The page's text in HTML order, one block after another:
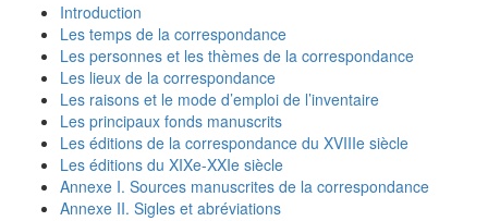
Introduction
Les temps de la correspondance
Les personnes et les thèmes de la correspondance
Les lieux de la correspondance
Les raisons et le mode d’emploi de l’inventaire
Les principaux fonds manuscrits
Les éditions de la correspondance du XVIIIe siècle
Les éditions du XIXe-XXIe siècle
Annexe I. Sources manuscrites de la correspondance
Annexe II. Sigles et abréviations